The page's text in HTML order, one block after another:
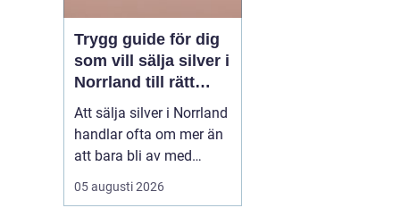
Trygg guide för dig
som vill sälja silver i
Norrland till rätt
marknadspris
Att sälja silver i Norrland
handlar ofta om mer än
att bara bli av med
gamla bestick eller mynt.
För många i regionen är
05 augusti 2026